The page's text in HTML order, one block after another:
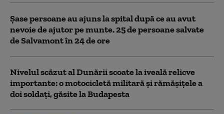
Șase persoane au ajuns la spital după ce au avut
nevoie de ajutor pe munte. 25 de persoane salvate
de Salvamont în 24 de ore
Nivelul scăzut al Dunării scoate la iveală relicve
importante: o motocicletă militară și rămășițele a
doi soldați, găsite la Budapesta